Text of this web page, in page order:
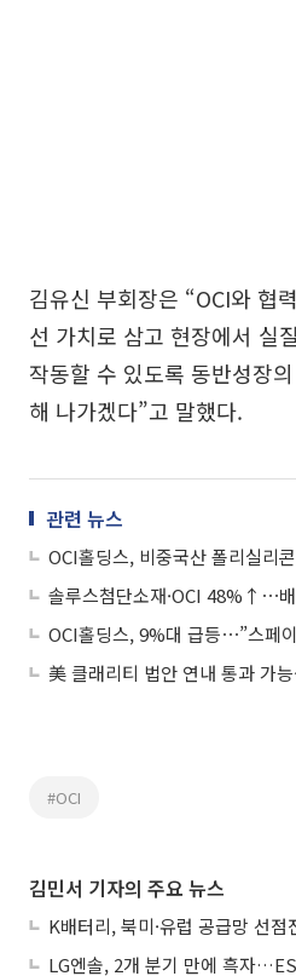
김유신 부회장은 “OCI와 협
선 가치로 삼고 현장에서 실
작동할 수 있도록 동반성장
해 나가겠다”고 말했다.
관련 뉴스
#OCI
김민서 기자의 주요 뉴스